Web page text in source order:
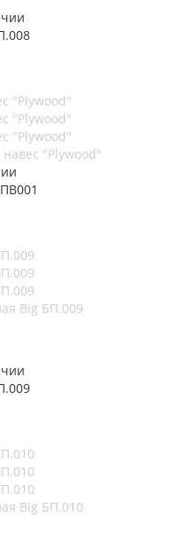
"Plywood"
Big БП.009
Big БП.010